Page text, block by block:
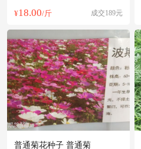
¥18.00/斤 成交189元
普通菊花种子 普通菊